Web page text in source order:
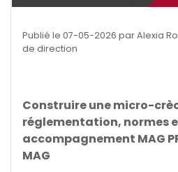
Publié le 07-05-2026 par Alexia
de direction
Construire une micro-
réglementation, normes
accompagnement MAG
MAG